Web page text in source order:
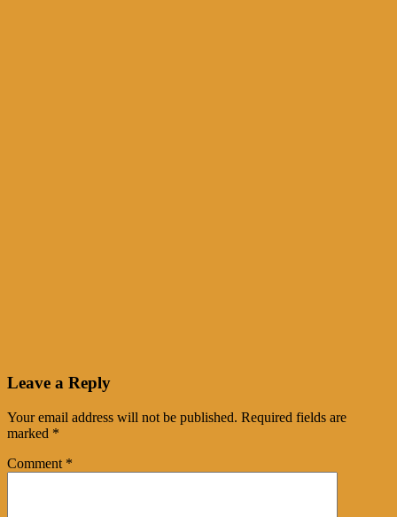
Leave a Reply
Your email address will not be published. Required fields are
marked *
Comment *